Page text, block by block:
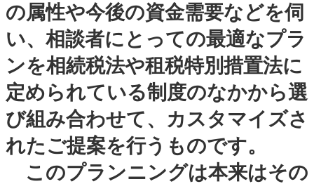
の属性や今後の資金需要などを伺
い、相談者にとっての最適なプラ
ンを相続税法や租税特別措置法に
定められている制度のなかから選
び組み合わせて、カスタマイズさ
れたご提案を行うものです。
このプランニングは本来はその